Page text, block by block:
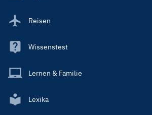
Reisen
Wissenstest
Lernen & Familie
Lexika